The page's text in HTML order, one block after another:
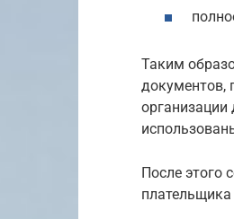
Таким
документов,
После этого